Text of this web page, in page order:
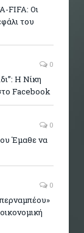
FIFA: Οι
του
0
Η Νίκη
Facebook
0
Έμαθε να
0